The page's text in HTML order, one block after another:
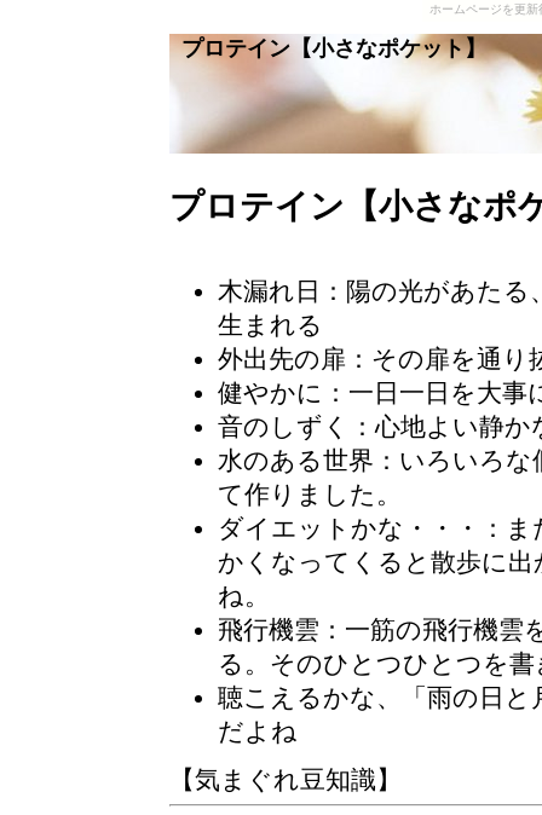
ホームページを更
プロテイン【小さなポケット】
プロテイン【小さなポ
木漏れ日 ：陽の光があた
生まれる
外出先の扉：その扉を通
健やかに：一日一日を大
音のしずく：心地よい静か
水のある世界 ：いろいろ
て作りました。
ダイエットかな・・・
：
かくなってくると散歩に
ね。
飛行機雲 ：一筋の飛行機
る。そのひとつひとつを
聴こえるかな、「雨の日と
だよね
【気まぐれ豆知識】